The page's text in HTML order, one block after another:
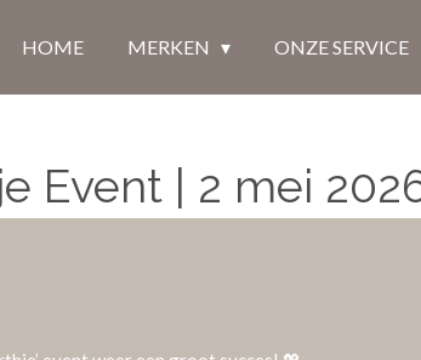
HOME MERKEN ONZE SERVICE
Event | 2 mei